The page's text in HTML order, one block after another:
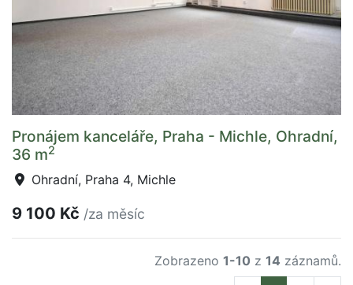
Pronájem kanceláře, Praha - Michle, Ohradní,
36 m2
Ohradní, Praha 4, Michle
9 100 Kč /za měsíc
Zobrazeno 1-10 z 14 záznamů.